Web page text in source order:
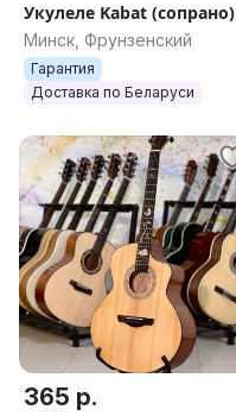
Укулеле Kabat (сопрано)
Минск, Фрунзенский
Гарантия
Доставка по Беларуси
365 р.